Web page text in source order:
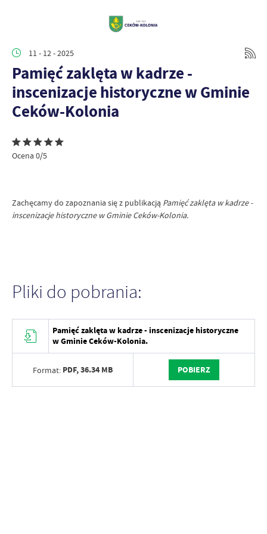
11 - 12 - 2025
Pamięć zaklęta w kadrze -
inscenizacje historyczne w Gminie
Ceków-Kolonia
Ocena 0/5
Zachęcamy do zapoznania się z publikacją Pamięć zaklęta w kadrze -
inscenizacje historyczne w Gminie Ceków-Kolonia.
Pliki do pobrania:
Pamięć zaklęta w kadrze - inscenizacje historyczne
w Gminie Ceków-Kolonia.
Format: PDF,36.34 MB POBIERZ